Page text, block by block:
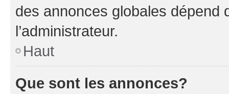
des annonces globales dépend
l’administrateur.
Haut
Que sont les annonces?